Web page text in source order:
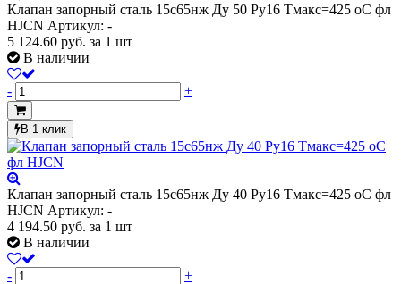
Клапан запорный сталь 15с65нж Ду 50 Ру16 Тмакс=425 оС фл
HJCN Артикул: -
5 124.60 руб. за 1 шт
В наличии
- +
В 1 клик
Клапан запорный сталь 15с65нж Ду 40 Ру16 Тмакс=425 оС фл
HJCN Артикул: -
4 194.50 руб. за 1 шт
В наличии
- +